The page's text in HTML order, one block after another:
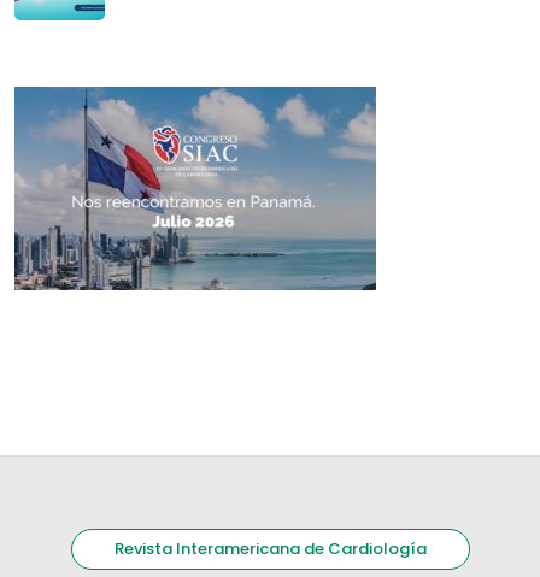
Revista Interamericana de Cardiología